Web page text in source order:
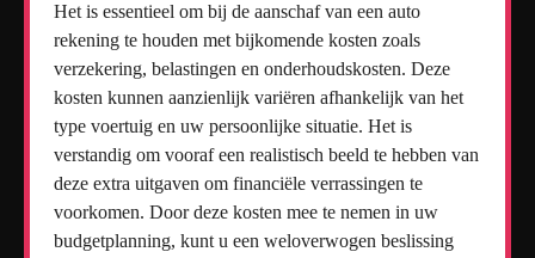
Het is essentieel om bij de aanschaf van een auto
rekening te houden met bijkomende kosten zoals
verzekering, belastingen en onderhoudskosten. Deze
kosten kunnen aanzienlijk variëren afhankelijk van het
type voertuig en uw persoonlijke situatie. Het is
verstandig om vooraf een realistisch beeld te hebben van
deze extra uitgaven om financiële verrassingen te
voorkomen. Door deze kosten mee te nemen in uw
budgetplanning, kunt u een weloverwogen beslissing